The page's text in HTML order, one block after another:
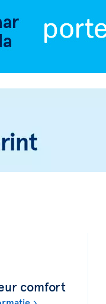
comfort